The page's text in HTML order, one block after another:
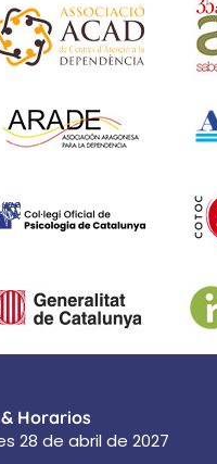
& Horarios
28 de abril de 2027